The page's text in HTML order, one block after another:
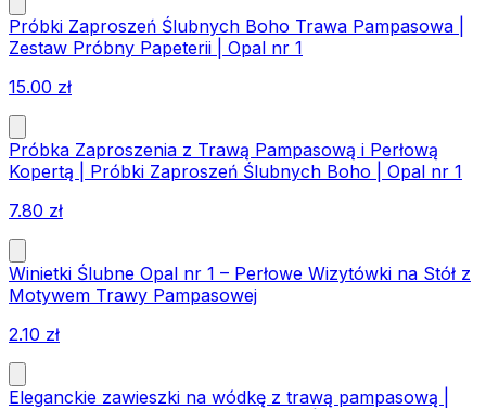
Próbki Zaproszeń Ślubnych Boho Trawa Pampasowa |
Zestaw Próbny Papeterii | Opal nr 1
15.00 zł
Próbka Zaproszenia z Trawą Pampasową i Perłową
Kopertą | Próbki Zaproszeń Ślubnych Boho | Opal nr 1
7.80 zł
Winietki Ślubne Opal nr 1 – Perłowe Wizytówki na Stół z
Motywem Trawy Pampasowej
2.10 zł
Eleganckie zawieszki na wódkę z trawą pampasową |